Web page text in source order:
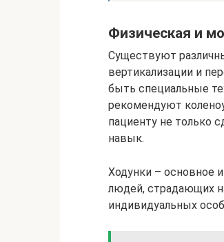
Физическая и
Существуют
вертикализации и
быть специальные
рекомендуют
пациенту не только
навык.
Ходунки – основное
людей, страдающих
индивидуальных